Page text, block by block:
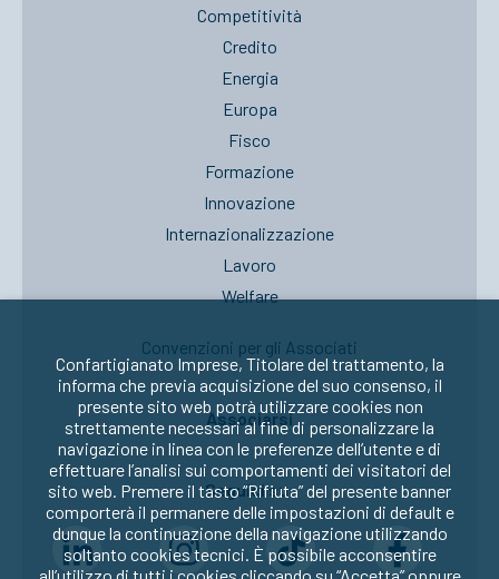
Competitività
Credito
Energia
Europa
Fisco
Formazione
Innovazione
Internazionalizzazione
Lavoro
Welfare
Convenzioni per gli Associati
Associarsi
Seguici su:
Confartigianato Imprese, Titolare del trattamento, la
informa che previa acquisizione del suo consenso, il
presente sito web potrà utilizzare cookies non
strettamente necessari al fine di personalizzare la
navigazione in linea con le preferenze dell’utente e di
effettuare l’analisi sui comportamenti dei visitatori del
sito web. Premere il tasto “Rifiuta” del presente banner
comporterà il permanere delle impostazioni di default e
dunque la continuazione della navigazione utilizzando
soltanto cookies tecnici. È possibile acconsentire